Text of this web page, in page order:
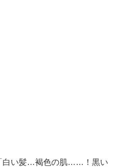
白い髪…褐色の肌……！黒い